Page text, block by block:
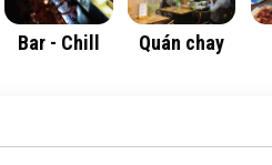
Bar - Chill Quán chay